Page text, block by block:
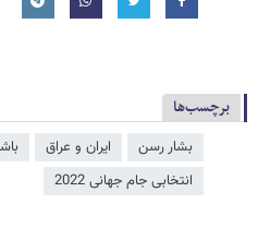
برچسب‌ها
بشار رسن ایران و عراق
انتخابی جام جهانی 2022